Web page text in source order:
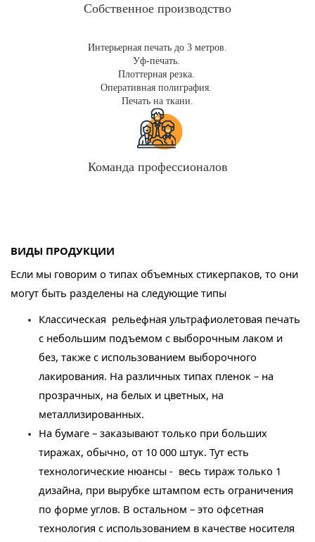
Собственное производство
Интерьерная печать до 3 метров.
Уф-печать.
Плоттерная резка.
Оперативная полиграфия.
Печать на ткани.
Команда профессионалов
ВИДЫ ПРОДУКЦИИ
Если мы говорим о типах объемных стикерпаков, то они
могут быть разделены на следующие типы
Классическая рельефная ультрафиолетовая печать
с небольшим подъемом с выборочным лаком и
без, также с использованием выборочного
лакирования. На различных типах пленок – на
прозрачных, на белых и цветных, на
металлизированных.
На бумаге – заказывают только при больших
тиражах, обычно, от 10 000 штук. Тут есть
технологические нюансы - весь тираж только 1
дизайна, при вырубке штампом есть ограничения
по форме углов. В остальном – это офсетная
технология с использованием в качестве носителя